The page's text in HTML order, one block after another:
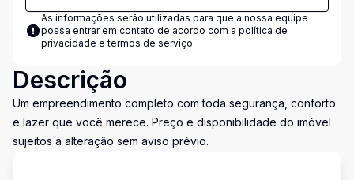
As informações serão utilizadas para que a nossa equipe
possa entrar em contato de acordo com a política de
privacidade e termos de serviço
Descrição
Um empreendimento completo com toda segurança, conforto
e lazer que você merece. Preço e disponibilidade do imóvel
sujeitos a alteração sem aviso prévio.